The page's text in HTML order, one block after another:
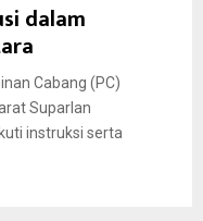
dalam
Cabang (PC)
Suparlan
instruksi serta